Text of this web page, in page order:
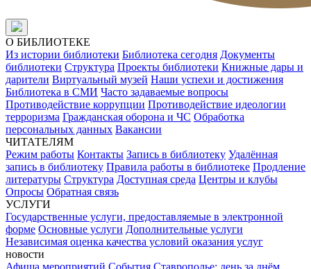
О БИБЛИОТЕКЕ
Из истории библиотеки Библиотека сегодня Документы
библиотеки Структура Проекты библиотеки Книжные дары и
дарители Виртуальный музей Наши успехи и достижения
Библиотека в СМИ Часто задаваемые вопросы
Противодействие коррупции Противодействие идеологии
терроризма Гражданская оборона и ЧС Обработка
персональных данных Вакансии
ЧИТАТЕЛЯМ
Режим работы Контакты Запись в библиотеку Удалённая
запись в библиотеку Правила работы в библиотеке Продление
литературы Структура Доступная среда Центры и клубы
Опросы Обратная связь
УСЛУГИ
Государственные услуги, предоставляемые в электронной
форме Основные услуги Дополнительные услуги
Независимая оценка качества условий оказания услуг
новости
Афиша мероприятий События Ставрополье: день за днём